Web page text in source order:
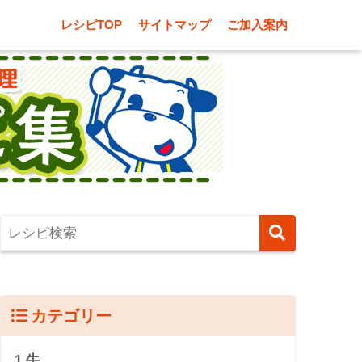
レシピTOP サイトマップ ご加入案内
カテゴリー